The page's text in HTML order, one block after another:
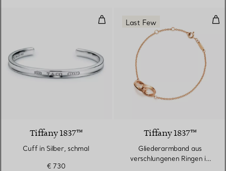
Cuff in Silber, schmal
Tiffany 1837™
Cuff in Silber, schmal
€ 730
Last Few
Tiffany 1837™
Gliederarmband aus
verschlungenen Ringen in